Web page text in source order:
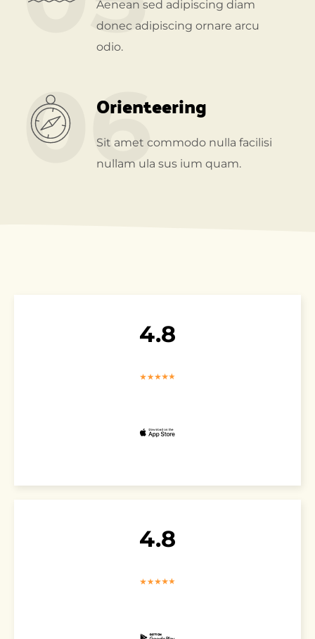
Aenean sed adipiscing diam
donec adipiscing ornare arcu
odio.
06Orienteering
Sit amet commodo nulla facilisi
nullam ula sus ium quam.
4.8
4.8